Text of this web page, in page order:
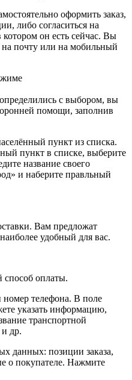
оформить заказ,
либо согласиться на
он есть сейчас. Вы
на почту или на мобильный
с выбором, вы
помощи, заполнив
пункт из списка.
пункт в списке, выберите
название своего
и наберите правльный
Вам предложат
удобный для вас.
способ оплаты.
телефона. В поле
указать информацию,
транспортной
др.
данных: позиции заказа,
о покупателе. Нажмите